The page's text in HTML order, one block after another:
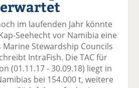
uf
F
ac
e
b
o
wi
tt
er
n
uf
Li
n
k
e
di
er
E
m
ai
l
v
ru
ck
e
erwartet
im laufenden Jahr könnte
Seehecht vor Namibia eine
Stewardship Councils
IntraFish. Die TAC für
(01.11.17 - 30.09.18) liegt in
bei 154.000 t, weitere